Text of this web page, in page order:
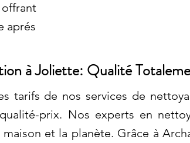
offrant
aprés
à Joliette: Qualité
tarifs de nos services de
prix. Nos experts en
et la planète. Grâce à